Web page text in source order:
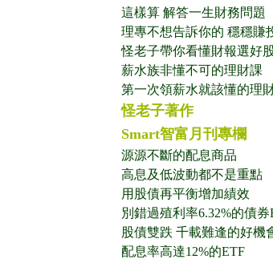
這樣算 解答一生財務問題
理專不想告訴你的 穩穩賺
怪老子帶你看懂財報選好
薪水族非懂不可的理財課
第一次領薪水就該懂的理
怪老子著作
Smart智富月刊專欄
源源不斷的配息商品
高息及低波動都不是重點
用股債再平衡增加績效
別錯過殖利率6.32%的債券
股債雙跌 千載難逢的好機
配息率高達12%的ETF